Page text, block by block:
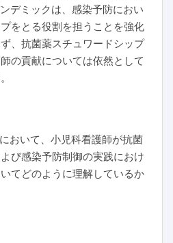
デミックは、感染予防におい
をとる役割を担うことを強化
、抗菌薬スチュワードシップ
の貢献については依然として
おいて、小児科看護師が抗菌
び感染予防制御の実践におけ
てどのように理解しているか